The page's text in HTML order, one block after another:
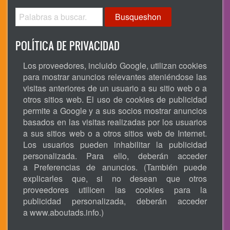
Busqueshon
POLÍTICA DE PRIVACIDAD
Los proveedores, incluido Google, utilizan cookies
para mostrar anuncios relevantes ateniéndose las
visitas anteriores de un usuario a su sitio web o a
otros sitios web. El uso de cookies de publicidad
permite a Google y a sus socios mostrar anuncios
basados en las visitas realizadas por los usuarios
a sus sitios web o a otros sitios web de Internet.
Los usuarios pueden inhabilitar la publicidad
personalizada. Para ello, deberán acceder
a Preferencias de anuncios. (También puede
explicarles que, si no desean que otros
proveedores utilicen las cookies para la
publicidad personalizada, deberán acceder
a www.aboutads.info.)